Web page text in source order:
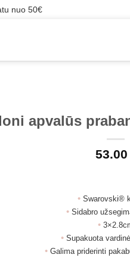
nuo 50€
apvalūs
53.00
• Swarovski®
• Sidabro
•
• Supakuota
• Galima priderinti